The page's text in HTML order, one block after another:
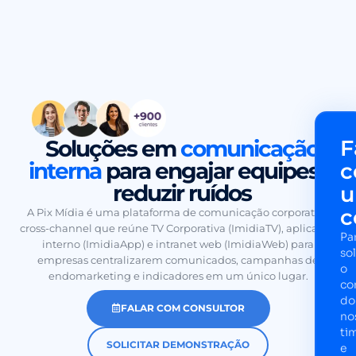
Soluções emcomunicação
internapara engajar equipes e
reduzir ruídos
A Pix Mídia é uma plataforma de comunicação corporativa
cross-channel que reúne TV Corporativa (ImidiaTV), aplicativo
interno (ImidiaApp) e intranet web (ImidiaWeb) para
empresas centralizarem comunicados, campanhas de
endomarketing e indicadores em um único lugar.
FALAR COM CONSULTOR
SOLICITAR DEMONSTRAÇÃO
o
do
e